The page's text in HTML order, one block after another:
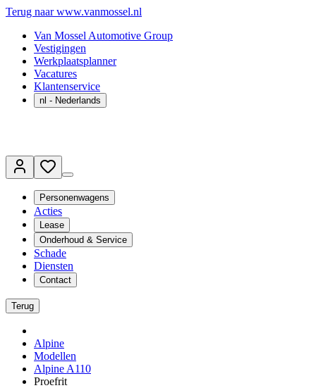
Terug naar www.vanmossel.nl
Van Mossel Automotive Group
Vestigingen
Werkplaatsplanner
Vacatures
Klantenservice
nl - Nederlands
Personenwagens
Acties
Lease
Onderhoud & Service
Schade
Diensten
Contact
Terug
Alpine
Modellen
Alpine A110
Proefrit